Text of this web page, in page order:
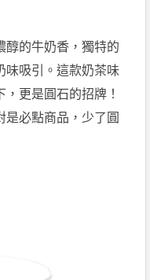
醇的牛奶香，獨特的
味吸引。這款奶茶味
更是圓石的招牌！
必點商品，少了圓